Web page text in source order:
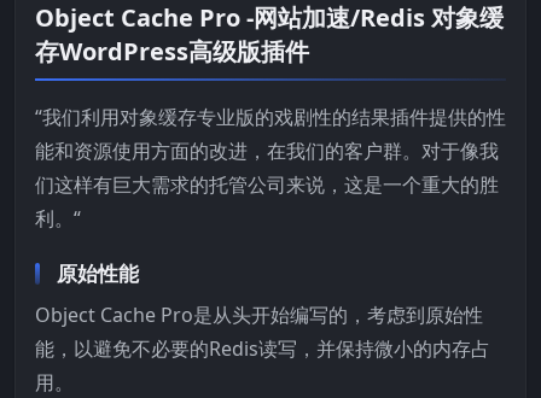
Object Cache Pro -网站加速/Redis 对象缓
存WordPress高级版插件
“我们利用对象缓存专业版的戏剧性的结果插件提供的性
能和资源使用方面的改进，在我们的客户群。对于像我
们这样有巨大需求的托管公司来说，这是一个重大的胜
利。“
原始性能
Object Cache Pro是从头开始编写的，考虑到原始性
能，以避免不必要的Redis读写，并保持微小的内存占
用。